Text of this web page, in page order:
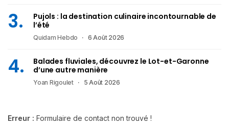
Pujols : la destination culinaire incontournable de
l’été
Quidam Hebdo 6 Août 2026
Balades fluviales, découvrez le Lot-et-Garonne
d’une autre manière
Yoan Rigoulet 5 Août 2026
Erreur : Formulaire de contact non trouvé !